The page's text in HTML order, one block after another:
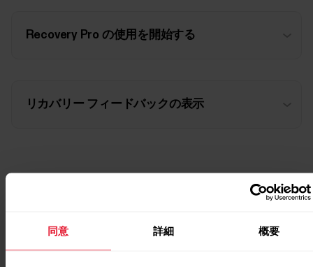
同意 詳細 概要
Recovery Pro の使用を開始する
リカバリー フィードバックの表示